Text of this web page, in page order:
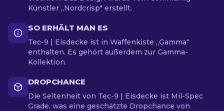
Künstler „Nordcrisp" erstellt.
SO ERHÄLT MAN ES
Tec-9 | Eisdecke ist in Waffenkiste „Gamma“
enthalten. Es gehört außerdem zur Gamma-
Kollektion.
DROPCHANCE
Die Seltenheit von Tec-9 | Eisdecke ist Mil-Spec
Grade, was eine geschätzte Dropchance von